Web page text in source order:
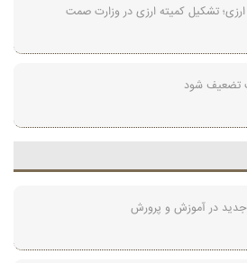
ارزی؛ تشکیل کمیته ارزی در وزارت صمت
تضعیف شود